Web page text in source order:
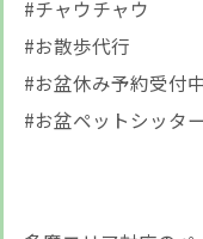
#チャウチャウ
#お散歩代行
#お盆休み予約受付
#お盆ペットシッター